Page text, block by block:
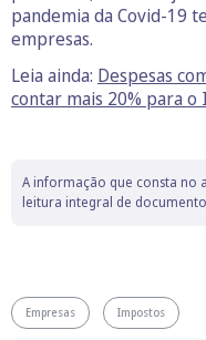
pandemia da Covid-19
empresas.
Leia ainda: Despesas
contar mais 20% para o
A informação que consta no
leitura integral de
Empresas Impostos